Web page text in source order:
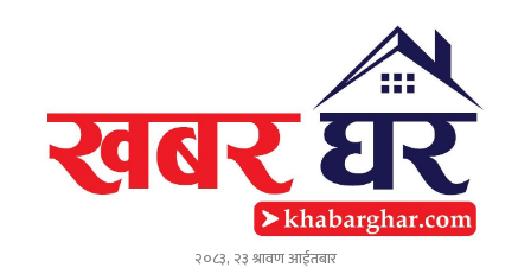
२०८३, २३ श्रावण आईतबार